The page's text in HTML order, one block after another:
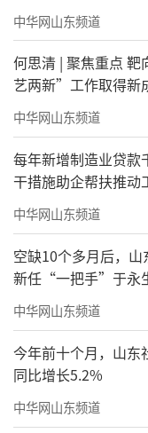
结局就是
抢“山姆状元”
要争第一，就连
是面子问题。
中华网山东频道
何思清 | 聚焦重点
艺两新”工作取得新
中华网山东频道
每年新增制造业贷款
干措施助企帮扶推动
中华网山东频道
空缺10个多月后，
新任“一把手”于永
中华网山东频道
今年前十个月，山东
同比增长5.2%
中华网山东频道